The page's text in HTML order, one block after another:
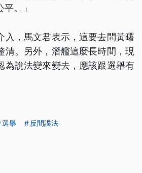
。」
入，馬文君表示，這要去問黃曙
清。另外，潛艦這麼長時間，現
為說法變來變去，應該跟選舉有
選舉
反間諜法